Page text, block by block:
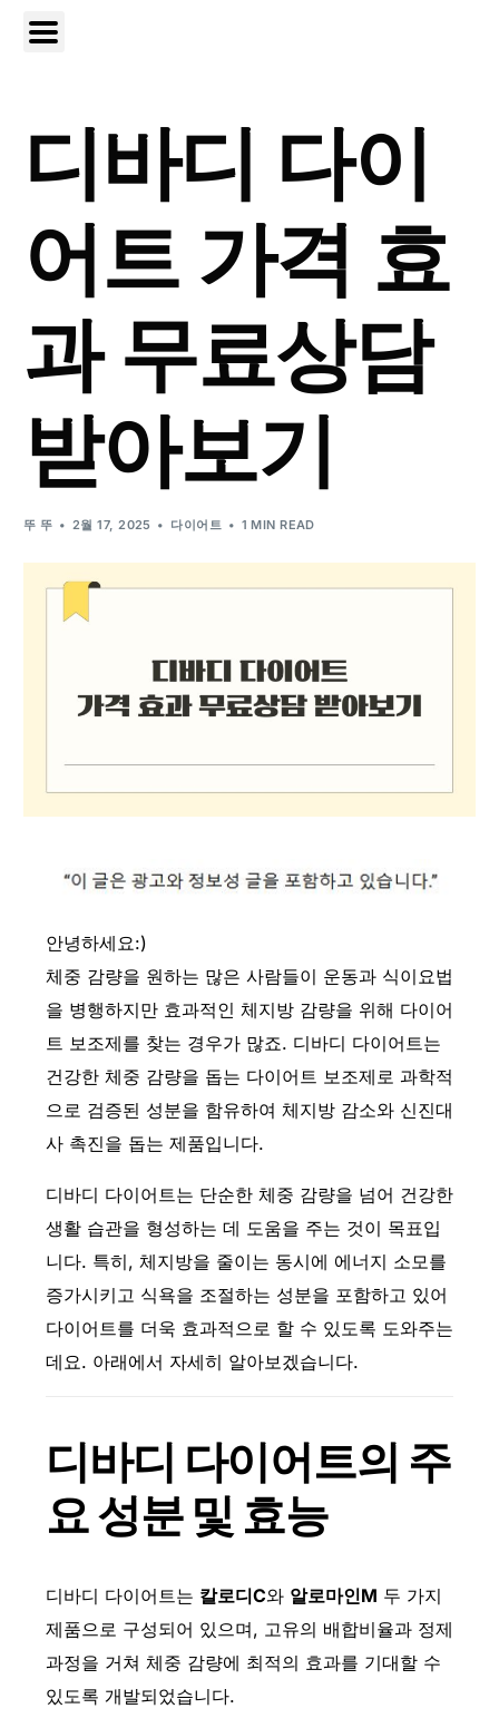
디바디 다이
어트 가격 효
과 무료상담
받아보기
뚜 뚜 2월 17, 2025 다이어트 1 MIN READ
안녕하세요:)
체중 감량을 원하는 많은 사람들이 운동과 식이요법
을 병행하지만 효과적인 체지방 감량을 위해 다이어
트 보조제를 찾는 경우가 많죠. 디바디 다이어트는
건강한 체중 감량을 돕는 다이어트 보조제로 과학적
으로 검증된 성분을 함유하여 체지방 감소와 신진대
사 촉진을 돕는 제품입니다.
디바디 다이어트는 단순한 체중 감량을 넘어 건강한
생활 습관을 형성하는 데 도움을 주는 것이 목표입
니다. 특히, 체지방을 줄이는 동시에 에너지 소모를
증가시키고 식욕을 조절하는 성분을 포함하고 있어
다이어트를 더욱 효과적으로 할 수 있도록 도와주는
데요. 아래에서 자세히 알아보겠습니다.
디바디 다이어트의 주
요 성분 및 효능
디바디 다이어트는 칼로디C와 알로마인M 두 가지
제품으로 구성되어 있으며, 고유의 배합비율과 정제
과정을 거쳐 체중 감량에 최적의 효과를 기대할 수
있도록 개발되었습니다.